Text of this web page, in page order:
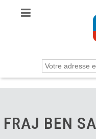
FRAJ BEN